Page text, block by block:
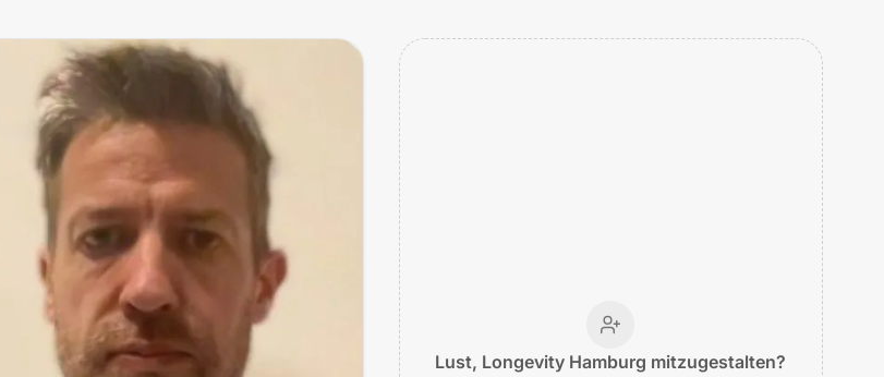
Lust, Longevity Hamburg mitzugestalten?